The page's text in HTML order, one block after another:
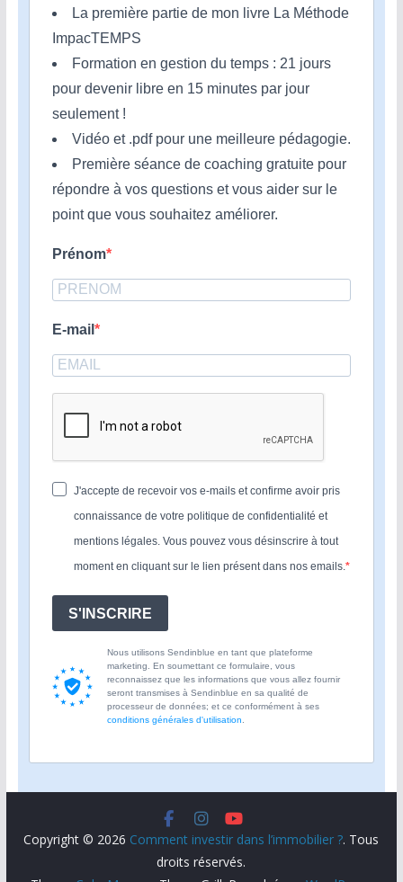
La première partie de mon livre La Méthode
ImpacTEMPS
Formation en gestion du temps : 21 jours
pour devenir libre en 15 minutes par jour
seulement !
Vidéo et .pdf pour une meilleure pédagogie.
Première séance de coaching gratuite pour
répondre à vos questions et vous aider sur le
point que vous souhaitez améliorer.
Prénom
E-mail
J'accepte de recevoir vos e-mails et confirme avoir pris
connaissance de votre politique de confidentialité et
mentions légales. Vous pouvez vous désinscrire à tout
moment en cliquant sur le lien présent dans nos emails.
S'INSCRIRE
Nous utilisons Sendinblue en tant que plateforme
marketing. En soumettant ce formulaire, vous
reconnaissez que les informations que vous allez fournir
seront transmises à Sendinblue en sa qualité de
processeur de données; et ce conformément à ses
conditions générales d'utilisation
Copyright © 2026 Comment investir dans l’immobilier ?. Tous
droits réservés.